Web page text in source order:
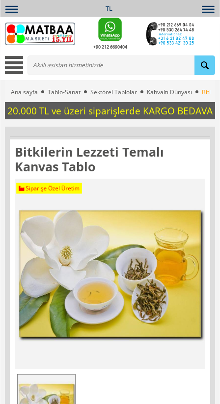
TL
+90 212 6690404
Ana sayfa Tablo-Sanat Sektörel Tablolar Kahvaltı Dünyası
20.000 TL ve üzeri siparişlerde KARGO BEDAVA
Bitkilerin Lezzeti Temalı
Kanvas Tablo
Siparişe Özel Üretim